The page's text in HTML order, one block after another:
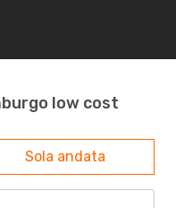
low cost
Sola andata